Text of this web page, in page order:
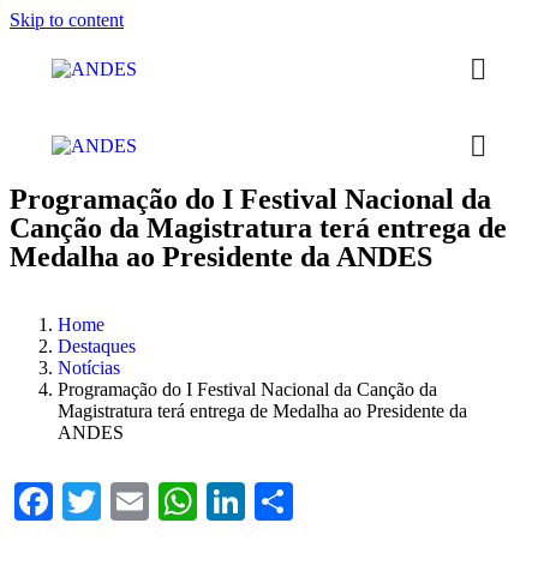
Skip to content
Programação do I Festival Nacional da
Canção da Magistratura terá entrega de
Medalha ao Presidente da ANDES
Home
Destaques
Notícias
Programação do I Festival Nacional da Canção da
Magistratura terá entrega de Medalha ao Presidente da
ANDES
Facebook
TwitterEmailWhatsApp
LinkedIn